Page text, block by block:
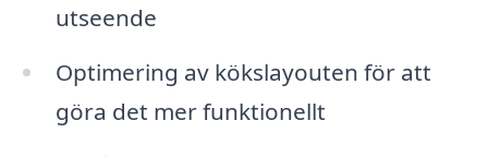
utseende
Optimering av kökslayouten för att
göra det mer funktionellt